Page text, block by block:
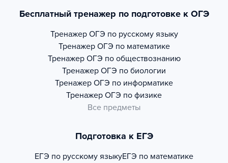
Бесплатный тренажер по подготовке к ОГЭ
Тренажер ОГЭ по русскому языку
Тренажер ОГЭ по математике
Тренажер ОГЭ по обществознанию
Тренажер ОГЭ по биологии
Тренажер ОГЭ по информатике
Тренажер ОГЭ по физике
Все предметы
Подготовка к ЕГЭ
ЕГЭ по русскому языкуЕГЭ по математике